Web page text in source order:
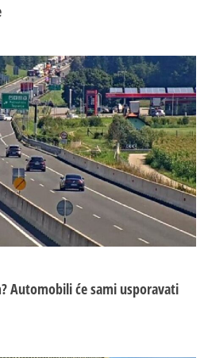
Automobili će sami usporavati